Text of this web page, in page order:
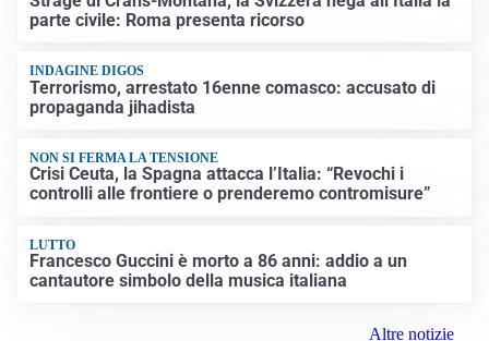
parte civile: Roma presenta ricorso
INDAGINE DIGOS
Terrorismo, arrestato 16enne comasco: accusato di
propaganda jihadista
NON SI FERMA LA TENSIONE
Crisi Ceuta, la Spagna attacca l’Italia: “Revochi i
controlli alle frontiere o prenderemo contromisure”
LUTTO
Francesco Guccini è morto a 86 anni: addio a un
cantautore simbolo della musica italiana
Altre notizie